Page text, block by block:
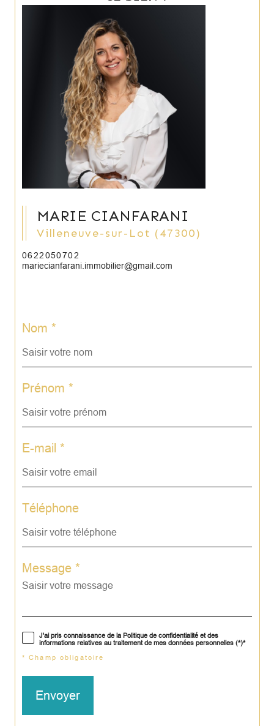
MARIE CIANFARANI
Villeneuve-sur-Lot (47300)
0622050702
mariecianfarani.immobilier@gmail.com
Nom *
Prénom *
E-mail *
Téléphone
Message *
J'ai pris connaissance de la Politique de confidentialité et des
informations relatives au traitement de mes données personnelles (*)*
* Champ obligatoire
Envoyer